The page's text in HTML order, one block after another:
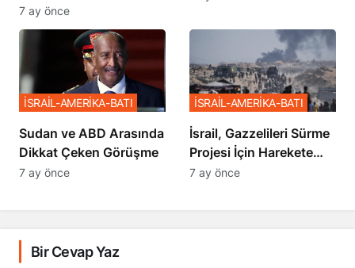
Netanyahu’ya Ağır
Sözler
7 ay önce
Sudan ve ABD Arasında
Dikkat Çeken Görüşme
İSRAİL-AMERİKA-BATI
7 ay önce
İsrail, Gazzelileri Sürme
Projesi İçin Harekete
Geçti
İSRAİL-AMERİKA-BATI
7 ay önce
Bir Cevap Yaz